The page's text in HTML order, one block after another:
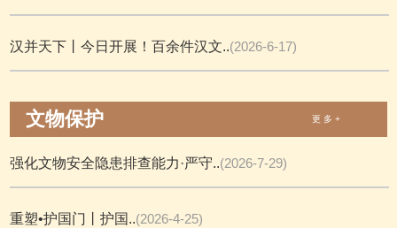
汉并天下丨今日开展！百余件汉文..(2026-6-17)
文物保护 更 多 +
强化文物安全隐患排查能力·严守..(2026-7-29)
重塑•护国门丨护国..(2026-4-25)